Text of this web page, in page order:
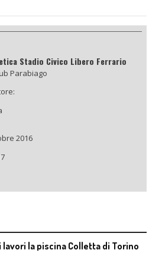
Stadio Civico Libero Ferrario
Parabiago
2016
lavori la piscina Colletta di Torino